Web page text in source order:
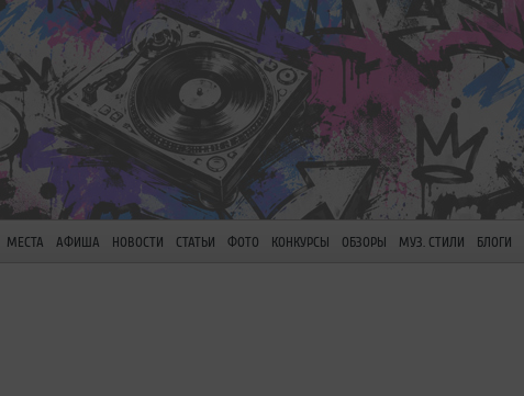
МЕСТА АФИША НОВОСТИ СТАТЬИ ФОТО КОНКУРСЫ ОБЗОРЫ МУЗ. СТИЛИ БЛОГИ